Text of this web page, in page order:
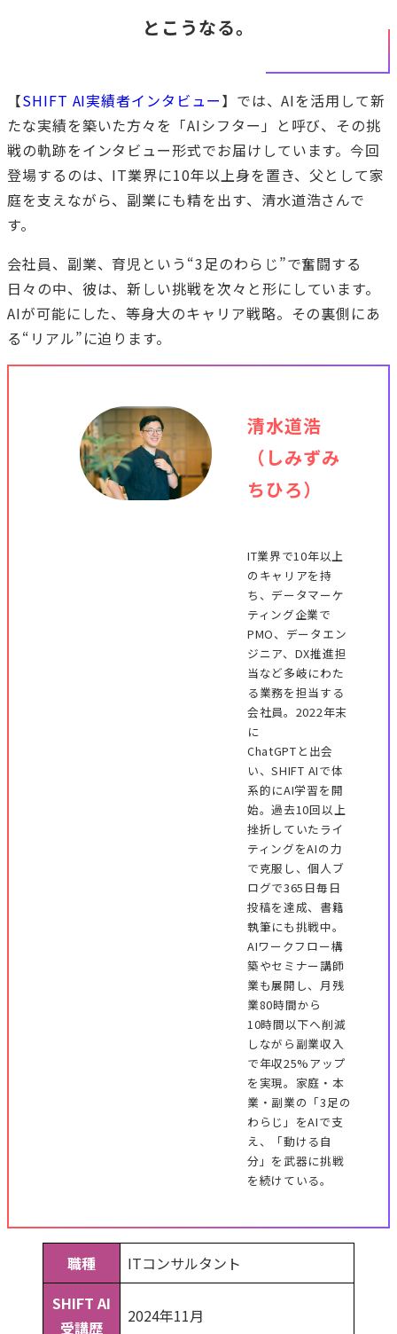
とこうなる。
【SHIFT AI実績者インタビュー】では、AIを活用して新
たな実績を築いた方々を「AIシフター」と呼び、その挑
戦の軌跡をインタビュー形式でお届けしています。今回
登場するのは、IT業界に10年以上身を置き、父として家
庭を支えながら、副業にも精を出す、清水道浩さんで
す。
会社員、副業、育児という“3足のわらじ”で奮闘する
日々の中、彼は、新しい挑戦を次々と形にしています。
AIが可能にした、等身大のキャリア戦略。その裏側にあ
る“リアル”に迫ります。
清水道浩
（しみずみ
ちひろ）
IT業界で10年以上
のキャリアを持
ち、データマーケ
ティング企業で
PMO、データエン
ジニア、DX推進担
当など多岐にわた
る業務を担当する
会社員。2022年末
に
ChatGPTと出会
い、SHIFT AIで体
系的にAI学習を開
始。過去10回以上
挫折していたライ
ティングをAIの力
で克服し、個人ブ
ログで365日毎日
投稿を達成、書籍
執筆にも挑戦中。
AIワークフロー構
築やセミナー講師
業も展開し、月残
業80時間から
10時間以下へ削減
しながら副業収入
で年収25%アップ
を実現。家庭・本
業・副業の「3足の
わらじ」をAIで支
え、「動ける自
分」を武器に挑戦
を続けている。
職種
ITコンサルタント
SHIFT AI
受講歴
2024年11月